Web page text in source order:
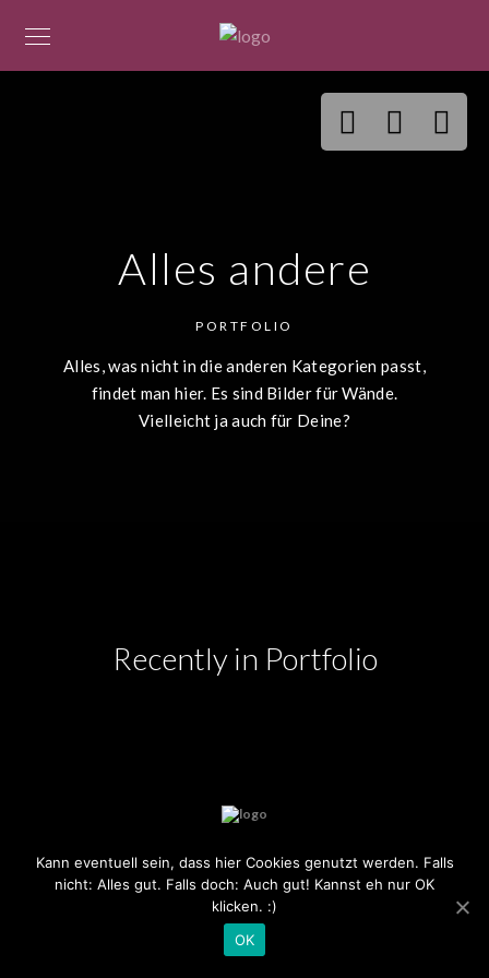
Alles andere
PORTFOLIO
Alles, was nicht in die anderen Kategorien passt,
findet man hier. Es sind Bilder für Wände.
Vielleicht ja auch für Deine?
Recently in Portfolio
COPYRIGHT 2020
Kann eventuell sein, dass hier Cookies genutzt werden. Falls
nicht: Alles gut. Falls doch: Auch gut! Kannst eh nur OK
klicken. :)
OK